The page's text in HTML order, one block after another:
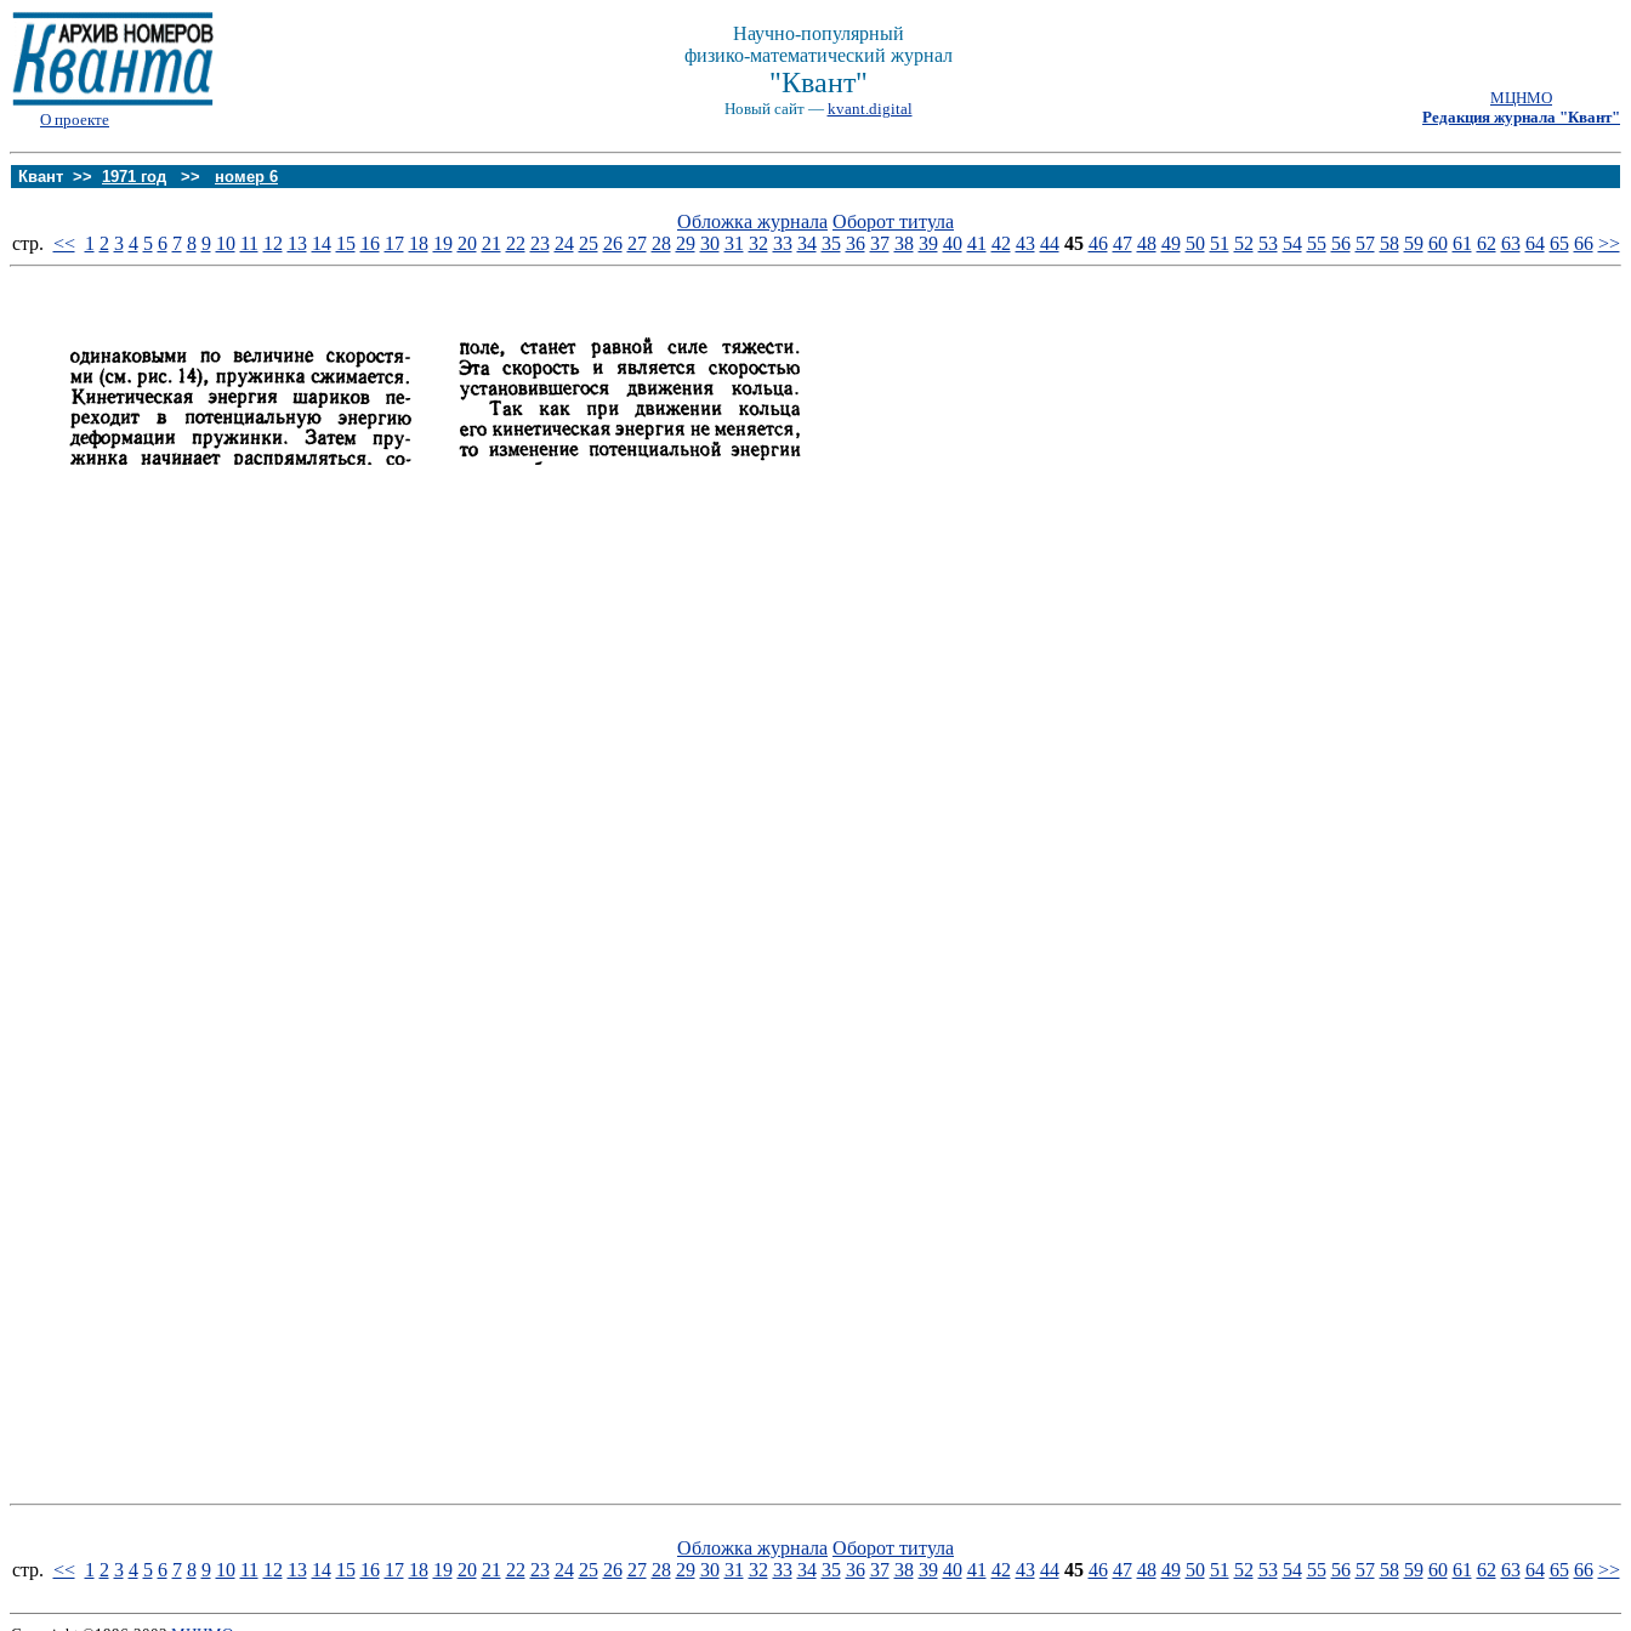
О проекте
Научно-популярный
физико-математический журнал
"Квант"
Новый сайт — kvant.digital
МЦНМО
Редакция журнала "Квант"
Квант >> 1971 год >> номер 6
Обложка журнала Оборот титула
стp. << 1 2 3 4 5 6 7 8 9 10 11 12 13 14 15 16 17 18 19 20 21 22 23 24 25 26 27 28 29 30 31 32 33 34 35 36 37 38 39 40 41 42 43 44 45 46 47 48 49 50 51 52 53 54 55 56 57 58 59 60 61 62 63 64 65 66 >>
Обложка журнала Оборот титула
стp. << 1 2 3 4 5 6 7 8 9 10 11 12 13 14 15 16 17 18 19 20 21 22 23 24 25 26 27 28 29 30 31 32 33 34 35 36 37 38 39 40 41 42 43 44 45 46 47 48 49 50 51 52 53 54 55 56 57 58 59 60 61 62 63 64 65 66 >>